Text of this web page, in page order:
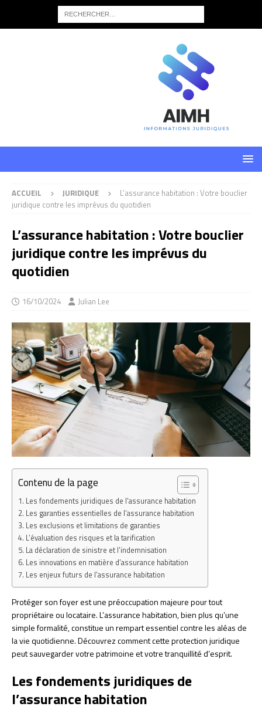
ACCUEIL JURIDIQUE
L’assurance habitation : Votre bouclier
juridique contre les imprévus du quotidien
L’assurance habitation : Votre bouclier
juridique contre les imprévus du
quotidien
16/10/2024 Julian Lee
Contenu de la page
Les fondements juridiques de l’assurance habitation
Les garanties essentielles de l’assurance habitation
Les exclusions et limitations de garanties
L’évaluation des risques et la tarification
La déclaration de sinistre et l’indemnisation
Les innovations en matière d’assurance habitation
Les enjeux futurs de l’assurance habitation
Protéger son foyer est une préoccupation majeure pour tout
propriétaire ou locataire. L’assurance habitation, bien plus qu’une
simple formalité, constitue un rempart essentiel contre les aléas de
la vie quotidienne. Découvrez comment cette protection juridique
peut sauvegarder votre patrimoine et votre tranquillité d’esprit.
Les fondements juridiques de
l’assurance habitation